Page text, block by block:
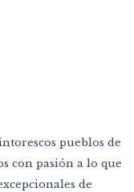
pueblos de
con pasión a lo que
de